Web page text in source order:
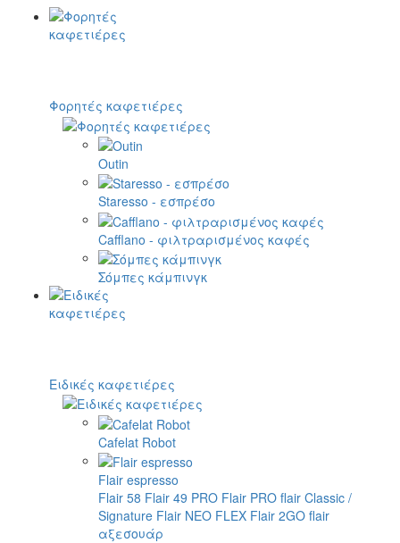
Φορητές καφετιέρες
Outin
Staresso - εσπρέσο
Cafflano - φιλτραρισμένος καφές
Σόμπες κάμπινγκ
Ειδικές καφετιέρες
Cafelat Robot
Flair espresso
Flair 58 Flair 49 PRO Flair PRO flair Classic /
Signature Flair NEO FLEX Flair 2GO flair
αξεσουάρ